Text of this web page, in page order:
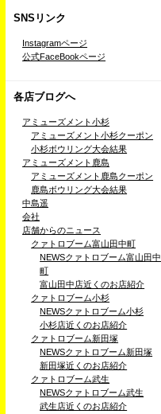
SNSリンク
Instagramページ
公式FaceBookページ
各店ブログへ
アミューズメント小杉
アミューズメント小杉クーポン
小杉ボウリング大会結果
アミューズメント鹿島
アミューズメント鹿島クーポン
鹿島ボウリング大会結果
中島遥
会社
店舗からのニュース
クァトロブーム富山田中町
NEWSクァトロブーム富山田中
町
富山田中店近くのお店紹介
クァトロブーム小杉
NEWSクァトロブーム小杉
小杉店近くのお店紹介
クァトロブーム新田塚
NEWSクァトロブーム新田塚
新田塚近くのお店紹介
クァトロブーム武生
NEWSクァトロブーム武生
武生店近くのお店紹介